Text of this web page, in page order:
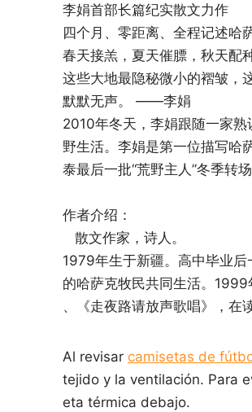
李娟首部长篇纪实散文力作
四个月、零距离、全程记述哈
春天接羔，夏天催膘，秋天配
这些大地最隐秘微小的褶皱，
默默无声。 ——李娟
2010年冬天，李娟跟随一家
野生活。李娟是第一位描写哈
泰最后一批“荒野主人”冬季转
作者介绍：
散文作家，诗人。
1979年生于新疆。高中毕业
的哈萨克牧民共同生活。1999
、《走夜路请放声歌唱》，在
Al revisar camisetas de
tejido y la ventilación. Para
eta térmica debajo.